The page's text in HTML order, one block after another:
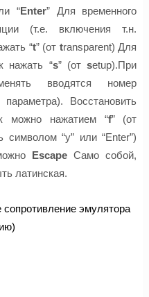
“Enter” Для временного
(т.е. включения т.н.
“t” (от transparent) Для
нажать “s” (отsetup).При
вводятся номер
Восстановить
можно нажатием “f” (от
символом “y” или “Enter”)
Escape Само собой,
латинская.
эмулятора